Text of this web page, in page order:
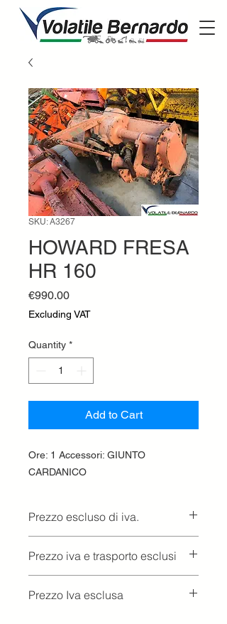
SKU: A3267
HOWARD FRESA
HR 160
€990.00Price
Excluding VAT
Quantity *
Add to Cart
Ore: 1 Accessori: GIUNTO
CARDANICO
Prezzo escluso di iva.
Prezzo iva e trasporto esclusi
Prezzo Iva esclusa